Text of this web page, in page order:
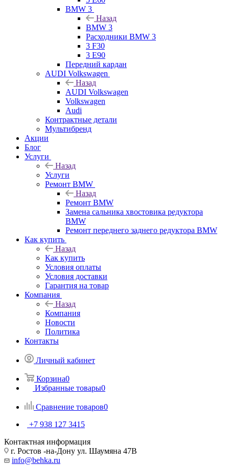
BMW 3
Назад
BMW 3
Расходники BMW 3
3 F30
3 E90
Передний кардан
AUDI Volkswagen
Назад
AUDI Volkswagen
Volkswagen
Audi
Контрактные детали
Мультибренд
Акции
Блог
Услуги
Назад
Услуги
Ремонт BMW
Назад
Ремонт BMW
Замена сальника хвостовика редуктора
BMW
Ремонт переднего заднего редуктора BMW
Как купить
Назад
Как купить
Условия оплаты
Условия доставки
Гарантия на товар
Компания
Назад
Компания
Новости
Политика
Контакты
Личный кабинет
Корзина0
Избранные товары0
Сравнение товаров0
+7 938 127 3415
Контактная информация
г. Ростов -на-Дону ул. Шаумяна 47В
info@behka.ru